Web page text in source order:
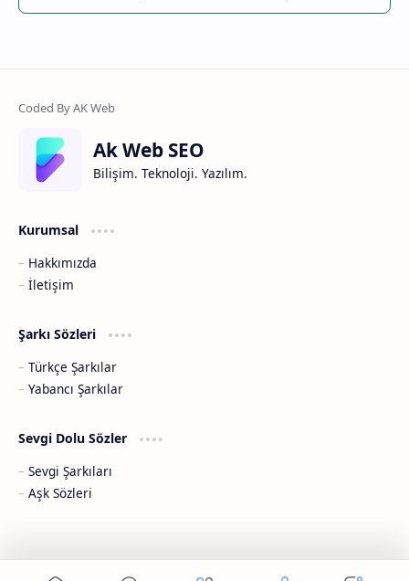
Ak Web SEO
Bilişim. Teknoloji. Yazılım.
Kurumsal
Hakkımızda
İletişim
Şarkı Sözleri
Türkçe Şarkılar
Yabancı Şarkılar
Sevgi Dolu Sözler
Sevgi Şarkıları
Aşk Sözleri